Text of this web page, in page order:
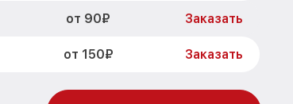
от 90₽ Заказать
от 150₽ Заказать